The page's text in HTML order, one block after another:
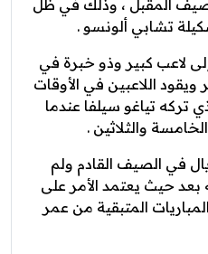
المقبل ، وذلك في ظل
تشابي ألونسو .
لاعب كبير وذو خبرة في
اللاعبين في الأوقات
تركه تياغو سيلفا عندما
والثلاثين .
في الصيف القادم ولم
بعد حيث يعتمد الأمر على
المتبقية من عمر